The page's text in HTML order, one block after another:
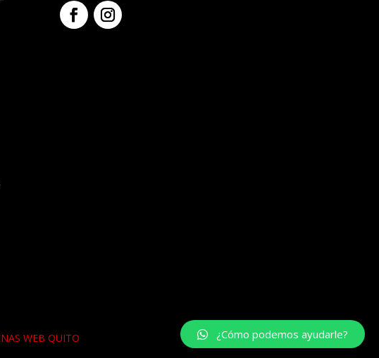
WEB QUITO ¿Cómo podemos ayudarle?